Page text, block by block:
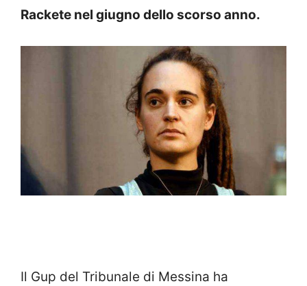
Rackete nel giugno dello scorso anno.
Il Gup del Tribunale di Messina ha